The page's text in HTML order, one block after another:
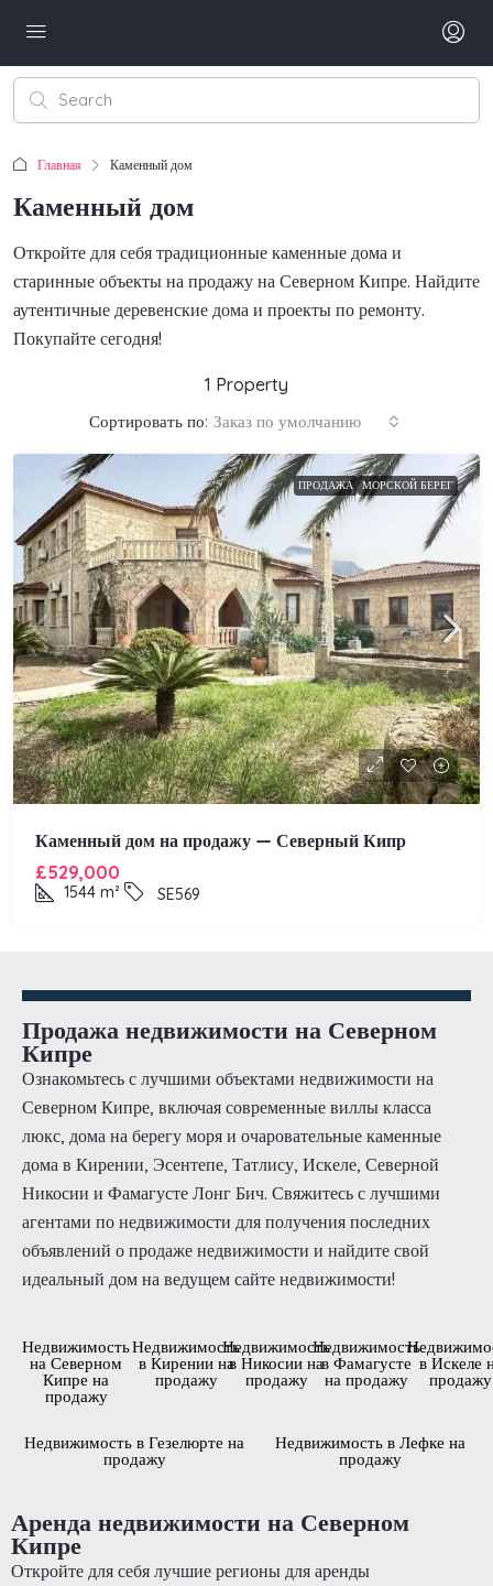
Главная Каменный дом
Каменный дом
Откройте для себя традиционные каменные дома и
старинные объекты на продажу на Северном Кипре. Найдите
аутентичные деревенские дома и проекты по ремонту.
Покупайте сегодня!
1 Property
Сортировать по: Заказ по умолчанию
ПРОДАЖА МОРСКОЙ БЕРЕГ
Каменный дом на продажу — Северный Кипр
£529,000
1544 m² SE569
Продажа недвижимости на Северном
Кипре
Ознакомьтесь с лучшими объектами недвижимости на
Северном Кипре, включая современные виллы класса
люкс, дома на берегу моря и очаровательные каменные
дома в Кирении, Эсентепе, Татлису, Искеле, Северной
Никосии и Фамагусте Лонг Бич. Свяжитесь с лучшими
агентами по недвижимости для получения последних
объявлений о продаже недвижимости и найдите свой
идеальный дом на ведущем сайте недвижимости!
Недвижимость
на Северном
Кипре на
продажу
Недвижимость
в Кирении на
продажу
Недвижимость
в Никосии на
продажу
Недвижимость
в Фамагусте
на продажу
в Искеле
продажу
Недвижимость в Гезелюрте на
продажу
Недвижимость в Лефке на
продажу
Аренда недвижимости на Северном
Кипре
Откройте для себя лучшие регионы для аренды